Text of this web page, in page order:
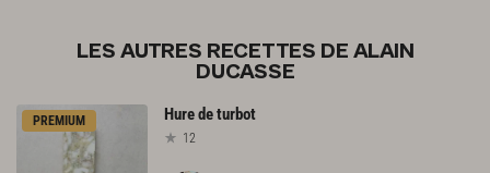
LES AUTRES RECETTES DE ALAIN
DUCASSE
PREMIUM Huredeturbot
12